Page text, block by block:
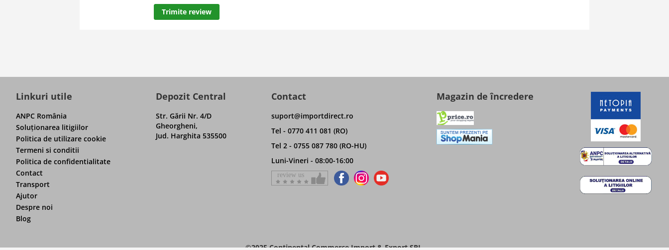
Trimite review
Linkuri utile
ANPC România
Soluţionarea litigiilor
Politica de utilizare cookie
Termeni si conditii
Politica de confidentialitate
Contact
Transport
Ajutor
Despre noi
Blog
Depozit Central
Str. Gării Nr. 4/D
Gheorgheni,
Jud. Harghita 535500
Contact
suport@importdirect.ro
Tel - 0770 411 081 (RO)
Tel 2 - 0755 087 780 (RO-HU)
Luni-Vineri - 08:00-16:00
Magazin de încredere
©2025 Continental Commerce Import & Export SRL.